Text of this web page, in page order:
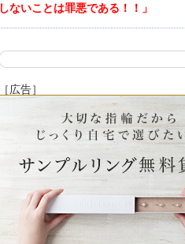
しないことは罪悪である！！」
［広告］